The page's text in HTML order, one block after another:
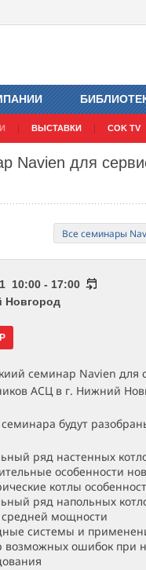
ВЫСТАВКИ COK TV
Navien для
Все семинары
10:00 - 17:00
Новгород
семинар Navien для
АСЦ в г. Нижний
будут
ряд настенных
особенности
котлы
ряд напольных
мощности
системы и
возможных ошибок при